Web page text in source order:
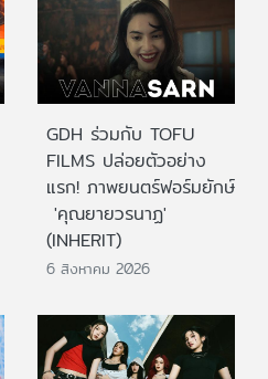
GDH ร่วมกับ TOFU
FILMS ปล่อยตัวอย่าง
แรก! ภาพยนตร์ฟอร์มยักษ์
'คุณยายวรนาฏ'
(INHERIT)
6 สิงหาคม 2026